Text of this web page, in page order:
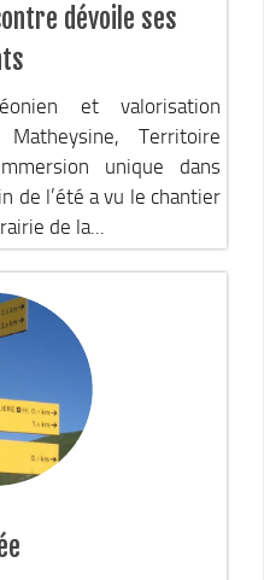
sud Isère
et installations
des droits du sol)
dévoile ses
et valorisation
Territoire
unique dans
de l’été a vu le chantier
de la...